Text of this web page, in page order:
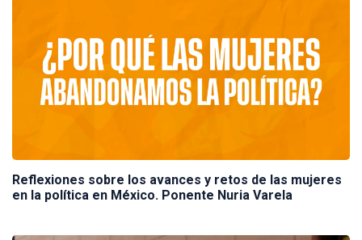
Reflexiones sobre los avances y retos de las mujeres
en la política en México. Ponente Nuria Varela